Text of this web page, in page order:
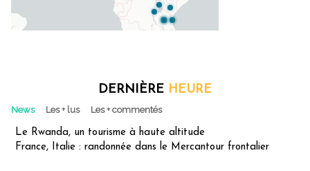
DERNIÈRE HEURE
News Les + lus Les + commentés
Le Rwanda, un tourisme à haute altitude
France, Italie : randonnée dans le Mercantour frontalier